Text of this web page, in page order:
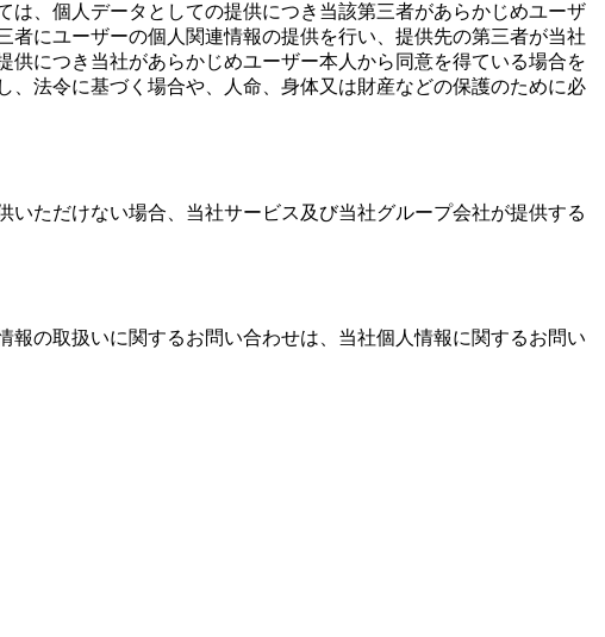
、個人データとしての提供につき当該第三者があらかじめユーザ
にユーザーの個人関連情報の提供を行い、提供先の第三者が当社
につき当社があらかじめユーザー本人から同意を得ている場合を
法令に基づく場合や、人命、身体又は財産などの保護のために必
ただけない場合、当社サービス及び当社グループ会社が提供する
の取扱いに関するお問い合わせは、当社個人情報に関するお問い